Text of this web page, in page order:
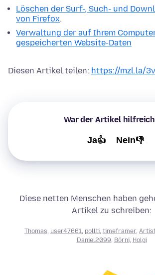
Löschen der Surf-, Such- und
von Firefox.
Verwaltung der auf Ihrem
gespeicherten Website-Daten
Diesen Artikel teilen: https://mzl.la/
War der Artikel
Ja👍 Nein👎
Diese netten Menschen haben
Artikel zu schreiben:
Thomas user47661 pollti timeframer,
Daniel2099 Börni, Holgi